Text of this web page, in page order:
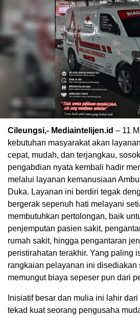
Cileungsi,- Mediaintelijen.id – 11
kebutuhan masyarakat akan
cepat, mudah, dan terjangkau,
pengabdian nyata kembali hadir
melalui layanan kemanusiaan
Duka. Layanan ini berdiri tegak
bergerak sepenuh hati melayani
membutuhkan pertolongan, baik
penjemputan pasien sakit,
rumah sakit, hingga pengantaran
peristirahatan terakhir. Yang paling
rangkaian pelayanan ini disediakan
memungut biaya sepeser pun dari
Inisiatif besar dan mulia ini lahir
tekad kuat seorang pengusaha